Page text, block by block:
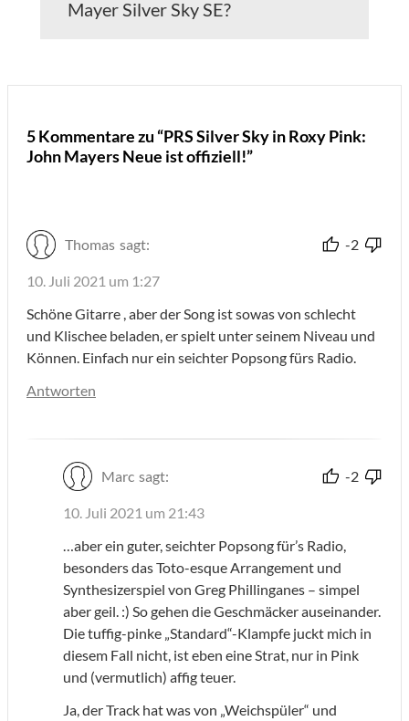
Mayer Silver Sky SE?
5 Kommentare zu “PRS Silver Sky in Roxy Pink:
John Mayers Neue ist offiziell!”
Thomas sagt: -2
10. Juli 2021 um 1:27
Schöne Gitarre , aber der Song ist sowas von schlecht
und Klischee beladen, er spielt unter seinem Niveau und
Können. Einfach nur ein seichter Popsong fürs Radio.
Antworten
Marc sagt: -2
10. Juli 2021 um 21:43
…aber ein guter, seichter Popsong für’s Radio,
besonders das Toto-esque Arrangement und
Synthesizerspiel von Greg Phillinganes – simpel
aber geil. :) So gehen die Geschmäcker auseinander.
Die tuffig-pinke „Standard“-Klampfe juckt mich in
diesem Fall nicht, ist eben eine Strat, nur in Pink
und (vermutlich) affig teuer.
Ja, der Track hat was von „Weichspüler“ und